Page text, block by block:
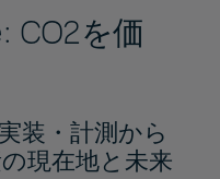
CO2を価
装・計測から
現在地と未来